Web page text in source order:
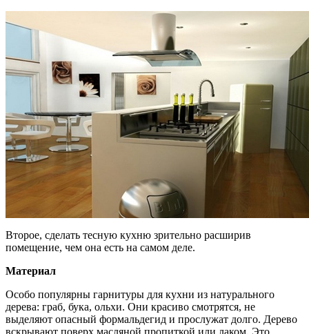
Второе, сделать тесную кухню зрительно расширив
помещение, чем она есть на самом деле.
Материал
Особо популярны гарнитуры для кухни из натурального
дерева: граб, бука, ольхи. Они красиво смотрятся, не
выделяют опасный формальдегид и прослужат долго. Дерево
вскрывают поверх масляной пропиткой или лаком. Это